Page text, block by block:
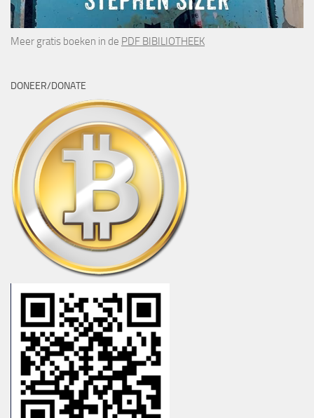
Meer gratis boeken in de PDF BIBILIOTHEEK
DONEER/DONATE